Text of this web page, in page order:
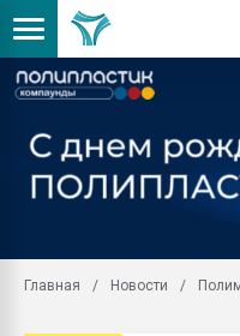
Главная Новости